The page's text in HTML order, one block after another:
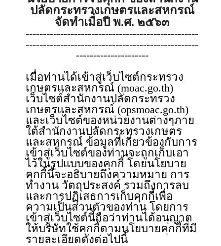
ปลัดกระทรวงเกษตรและสหกรณ์
จัดทำเมื่อปี พ.ศ. ๒๕๖๓
--------------------------------------------------
--------------------------------------------------
---------------------
เมื่อท่านได้เข้าสู่เว็บไซต์กระทรวง
เกษตรและสหกรณ์ (moac.go.th)
เว็บไซต์สำนักงานปลัดกระทรวง
เกษตรและสหกรณ์ (opsmoac.go.th)
และเว็บไซต์ของหน่วยงานต่างๆภาย
ใต้สำนักงานปลัดกระทรวงเกษตร
และสหกรณ์ ข้อมูลที่เกี่ยวข้องกับการ
เข้าสู่เว็บไซต์ของท่านจะถูกเก็บเอา
ไว้ในรูปแบบของคุกกี้ โดยนโยบาย
คุกกี้นี้จะอธิบายถึงความหมาย การ
ทำงาน วัตถุประสงค์ รวมถึงการลบ
และการปฏิเสธการเก็บคุกกี้เพื่อ
ความเป็นส่วนตัวของท่าน โดยการ
เข้าสู่เว็บไซต์นี้ถือว่าท่านได้อนุญาต
ให้บริษัทใช้คุกกี้ตามนโยบายคุกกี้ที่มี
รายละเอียดดังต่อไปนี้